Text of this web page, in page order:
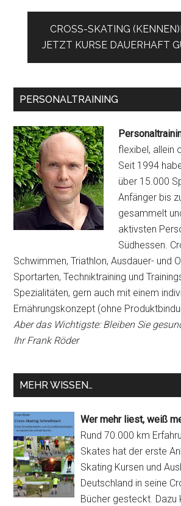
CROSS-SKATING
JETZT KURSE DAUERHAFT
PERSONALTRAINING
flexibel, allein
Seit 1994
über 15.000
Anfänger bis
gesammelt
aktivsten
Südhessen.
Schwimmen, Triathlon, Ausdauer- und
Sportarten, Techniktraining und
Spezialitäten, gern auch mit einem
Ernährungskonzept (ohne
Aber das Wichtigste: Bleiben Sie
Ihr Frank Röder
MEHR WISSEN…
Wer mehr liest, weiß
Rund 70.000 km
Skates hat der erste
Skating Kursen und
Deutschland in seine
Bücher gesteckt.